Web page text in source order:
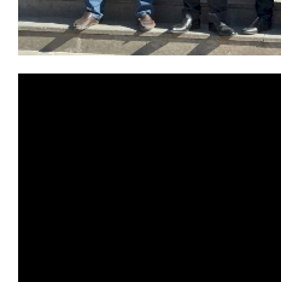
EĞİTİM
Resmiilan